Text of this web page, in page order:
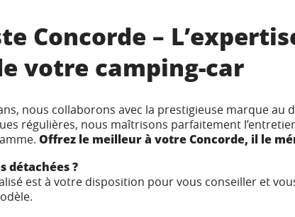
Concorde –
votre camping-car
nous collaborons avec la prestigieuse marque au
régulières, nous maîtrisons parfaitement
Offrez le meilleur à votre Concorde, il le
détachées ?
est à votre disposition pour vous conseiller et